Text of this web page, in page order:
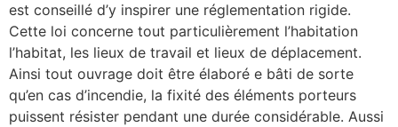
est conseillé d’y inspirer une réglementation rigide.
Cette loi concerne tout particulièrement l’habitation
l’habitat, les lieux de travail et lieux de déplacement.
Ainsi tout ouvrage doit être élaboré e bâti de sorte
qu’en cas d’incendie, la fixité des éléments porteurs
puissent résister pendant une durée considérable. Aussi